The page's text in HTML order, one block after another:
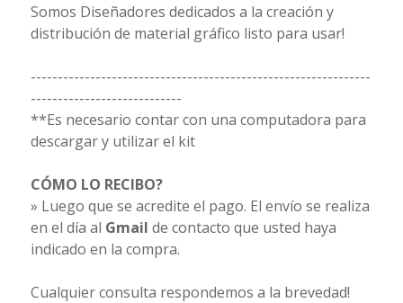
Somos Diseñadores dedicados a la creación y
distribución de material gráfico listo para usar!
---------------------------------------------------------------
----------------------------
**Es necesario contar con una computadora para
descargar y utilizar el kit
CÓMO LO RECIBO?
» Luego que se acredite el pago. El envío se realiza
en el día al Gmail de contacto que usted haya
indicado en la compra.
Cualquier consulta respondemos a la brevedad!